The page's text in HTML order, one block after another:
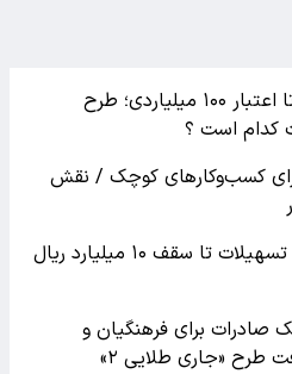
از وام ۷۰۰ میلیون تومانی تا اعتبار ۱۰۰ میلیاردی؛ طرح
کدام است ؟
کسب‌وکارهای کوچک / نقش
طرح «ماهان دی»؛ پرداخت تسهیلات تا سقف ۱۰ میلیارد ریال
بانک صادرات برای فرهنگیان و
طرح «جاری طلایی ۲»